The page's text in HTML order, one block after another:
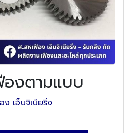
องตามแบบ
ง เอ็นจิเนียริ่ง